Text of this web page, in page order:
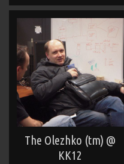
The Olezhko (tm) @
KK12